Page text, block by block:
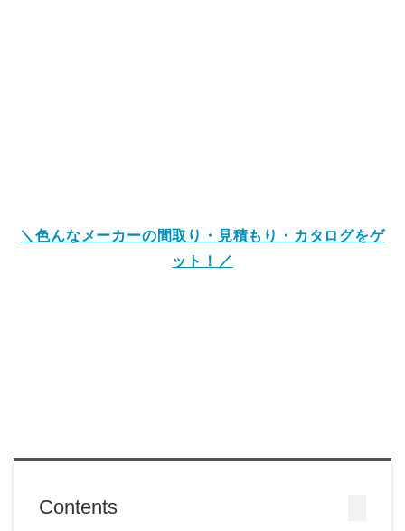
＼色んなメーカーの間取り・見積もり・カタログをゲ
ット！／
Contents